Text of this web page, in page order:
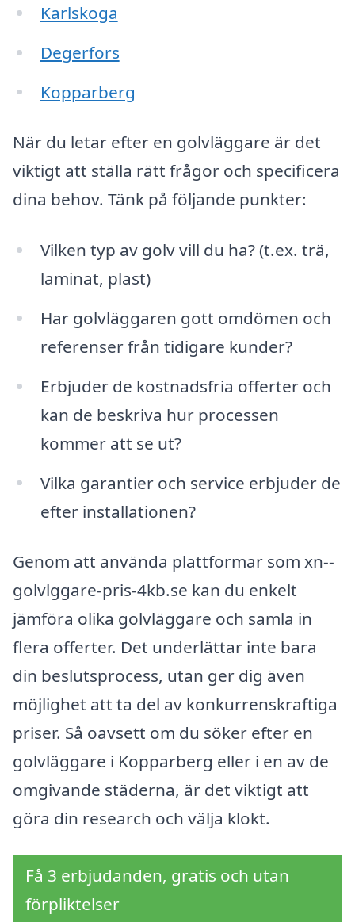
Karlskoga
Degerfors
Kopparberg
När du letar efter en golvläggare är det
viktigt att ställa rätt frågor och specificera
dina behov. Tänk på följande punkter:
Vilken typ av golv vill du ha? (t.ex. trä,
laminat, plast)
Har golvläggaren gott omdömen och
referenser från tidigare kunder?
Erbjuder de kostnadsfria offerter och
kan de beskriva hur processen
kommer att se ut?
Vilka garantier och service erbjuder de
efter installationen?
Genom att använda plattformar som xn--
golvlggare-pris-4kb.se kan du enkelt
jämföra olika golvläggare och samla in
flera offerter. Det underlättar inte bara
din beslutsprocess, utan ger dig även
möjlighet att ta del av konkurrenskraftiga
priser. Så oavsett om du söker efter en
golvläggare i Kopparberg eller i en av de
omgivande städerna, är det viktigt att
göra din research och välja klokt.
Få 3 erbjudanden, gratis och utan
förpliktelser